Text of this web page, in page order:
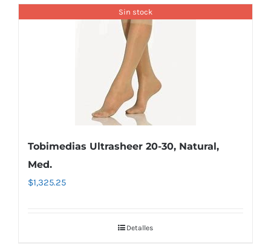
Sin stock
Tobimedias Ultrasheer 20-30, Natural,
Med.
$1,325.25
Detalles